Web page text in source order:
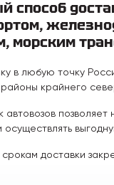
способ
морским
в любую точку
крайнего
позволяет
осуществлять
доставки